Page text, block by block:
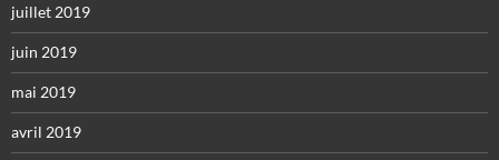
juillet 2019
juin 2019
mai 2019
avril 2019